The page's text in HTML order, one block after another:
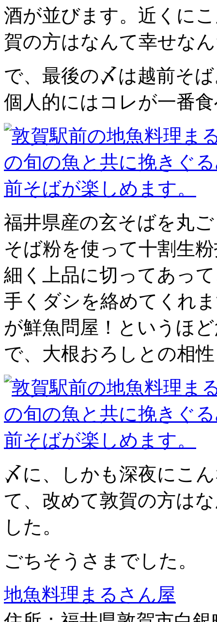
酒が並びます。近くに
賀の方はなんて幸せな
で、最後の〆は越前そ
個人的にはコレが一番
福井県産の玄そばを丸
そば粉を使って十割生
細く上品に切ってあっ
手くダシを絡めてくれ
が鮮魚問屋！というほ
で、大根おろしとの相
〆に、しかも深夜にこ
て、改めて敦賀の方は
した。
ごちそうさまでした。
地魚料理まるさん屋